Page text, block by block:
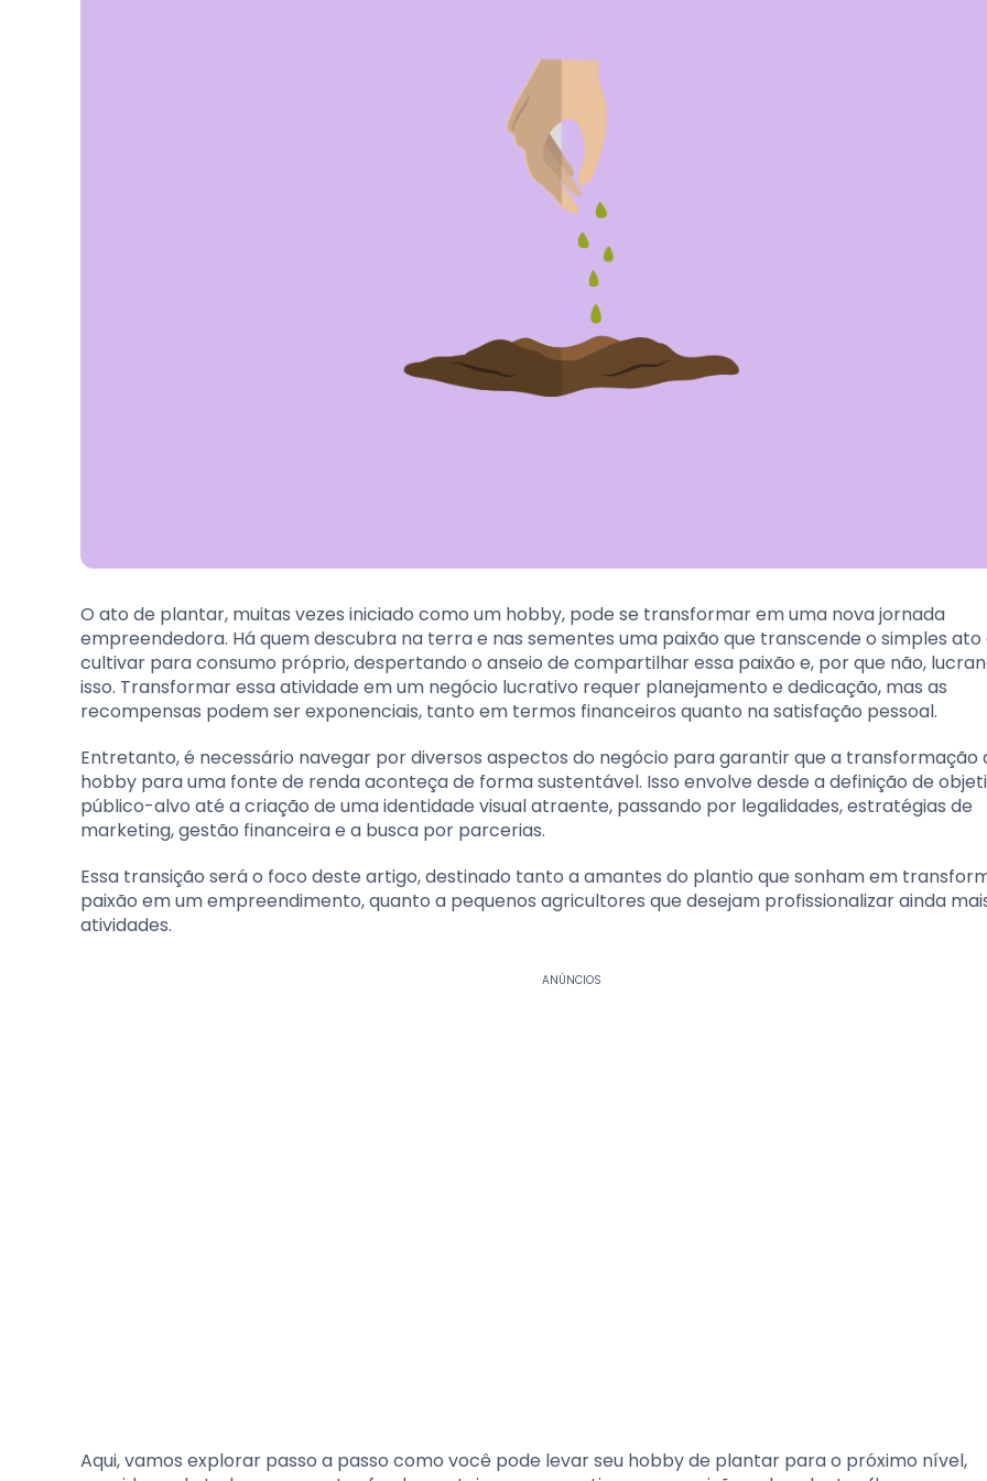
O ato de plantar, muitas vezes iniciado como um hobby, pode se transformar em uma nova jornada
empreendedora. Há quem descubra na terra e nas sementes uma paixão que transcende o simples ato
cultivar para consumo próprio, despertando o anseio de compartilhar essa paixão e, por que não,
isso. Transformar essa atividade em um negócio lucrativo requer planejamento e dedicação, mas as
recompensas podem ser exponenciais, tanto em termos financeiros quanto na satisfação pessoal.
Entretanto, é necessário navegar por diversos aspectos do negócio para garantir que a transformação
hobby para uma fonte de renda aconteça de forma sustentável. Isso envolve desde a definição de
público-alvo até a criação de uma identidade visual atraente, passando por legalidades, estratégias de
marketing, gestão financeira e a busca por parcerias.
Essa transição será o foco deste artigo, destinado tanto a amantes do plantio que sonham em
paixão em um empreendimento, quanto a pequenos agricultores que desejam profissionalizar ainda
atividades.
ANÚNCIOS
Aqui, vamos explorar passo a passo como você pode levar seu hobby de plantar para o próximo nível,